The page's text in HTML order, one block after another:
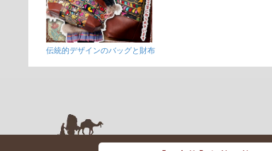
伝統的デザインのバッグと財布